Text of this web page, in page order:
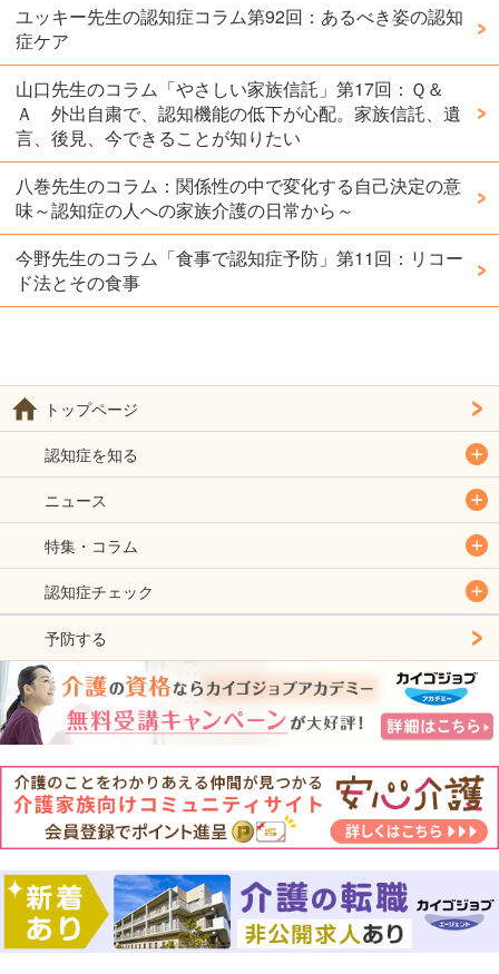
ユッキー先生の認知症コラム第92回：あるべき姿の認知
症ケア
山口先生のコラム「やさしい家族信託」第17回：Ｑ＆
Ａ 外出自粛で、認知機能の低下が心配。家族信託、遺
言、後見、今できることが知りたい
八巻先生のコラム：関係性の中で変化する自己決定の意
味～認知症の人への家族介護の日常から～
今野先生のコラム「食事で認知症予防」第11回：リコー
ド法とその食事
トップページ
認知症を知る
ニュース
特集・コラム
認知症チェック
予防する